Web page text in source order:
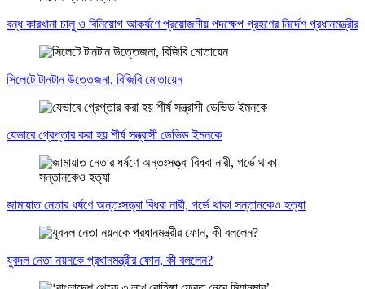
বন্ধ কারখানা চালু ও বিনিয়োগ আকর্ষণে প্রয়োজনীয় পদক্ষেপ গ্রহণের নির্দেশ প্রধানমন্ত্রীর
সিলেটে টানটান উত্তেজনা, বিজিবি মোতায়েন
যেভাবে গ্রেপ্তার করা হয় শীর্ষ সন্ত্রাসী ডেভিড ইমনকে
জামায়াত নেতার ধর্ষণে অন্তঃসত্ত্বা বিধবা নারী, গর্ভে থাকা সন্তানকেও হত্যা
যুবদল নেতা নয়নকে প্রধানমন্ত্রীর ফোন, কী বললেন?